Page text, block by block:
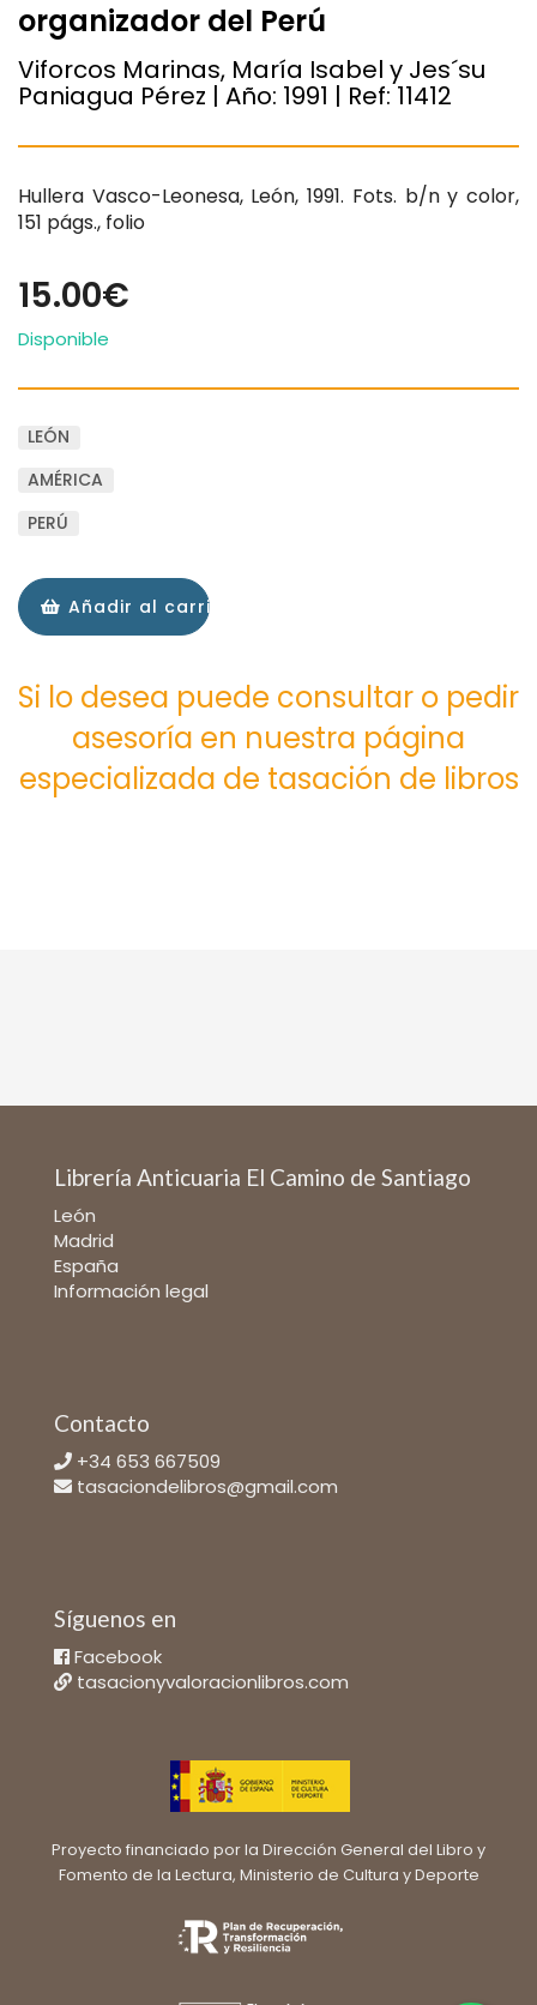
organizador del Perú
Viforcos Marinas, María Isabel y Jes´su
Paniagua Pérez | Año: 1991 | Ref:11412
Hullera Vasco-Leonesa, León, 1991. Fots. b/n y color,
151 págs., folio
15.00€
Disponible
LEÓN
AMÉRICA
PERÚ
Añadir al carrito
Si lo desea puede consultar o pedir
asesoría en nuestra página
especializada de tasación de libros
Librería Anticuaria El Camino de Santiago
León
Madrid
España
Información legal
Contacto
+34 653 667509
tasaciondelibros@gmail.com
Síguenos en
Facebook
tasacionyvaloracionlibros.com
Proyecto financiado por la Dirección General del Libro y
Fomento de la Lectura, Ministerio de Cultura y Deporte